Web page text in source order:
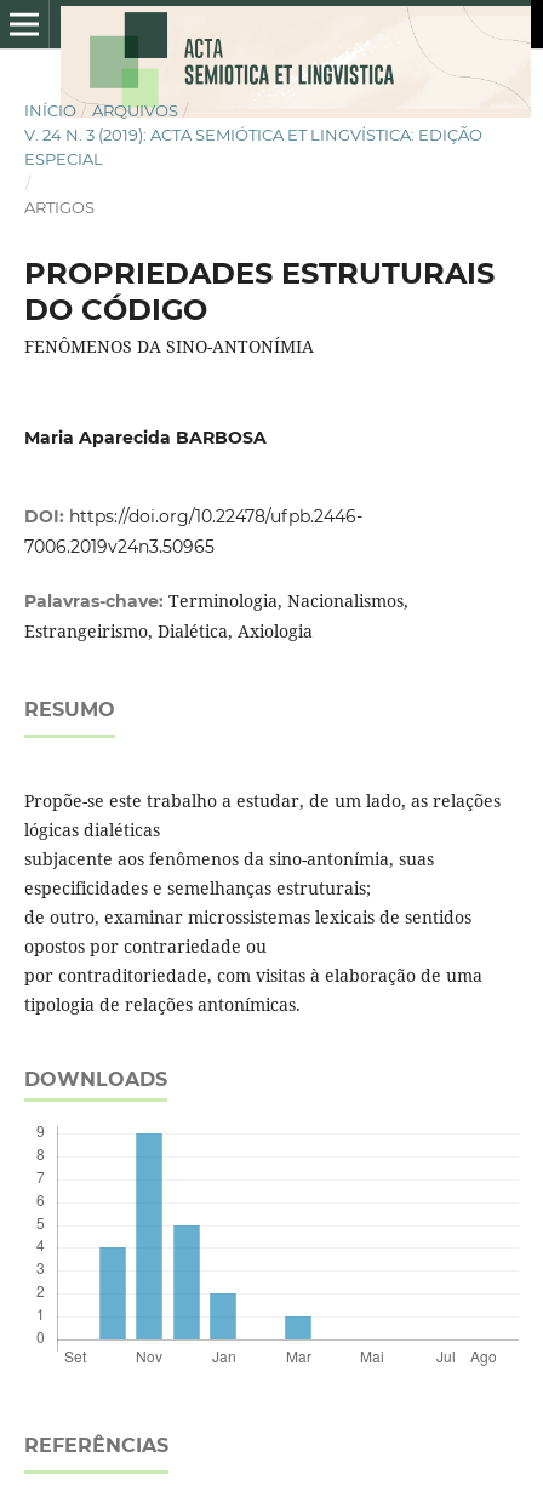
INÍCIO / ARQUIVOS /
V. 24 N. 3 (2019): ACTA SEMIÓTICA ET LINGVÍSTICA: EDIÇÃO
ESPECIAL
/
ARTIGOS
PROPRIEDADES ESTRUTURAIS
DO CÓDIGO
FENÔMENOS DA SINO-ANTONÍMIA
Maria Aparecida BARBOSA
DOI: https://doi.org/10.22478/ufpb.2446-
7006.2019v24n3.50965
Palavras-chave: Terminologia, Nacionalismos,
Estrangeirismo, Dialética, Axiologia
RESUMO
Propõe-se este trabalho a estudar, de um lado, as relações
lógicas dialéticas
subjacente aos fenômenos da sino-antonímia, suas
especificidades e semelhanças estruturais;
de outro, examinar microssistemas lexicais de sentidos
opostos por contrariedade ou
por contraditoriedade, com visitas à elaboração de uma
tipologia de relações antonímicas.
DOWNLOADS
REFERÊNCIAS